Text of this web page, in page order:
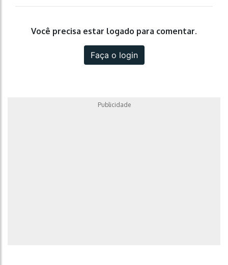
Você precisa estar logado para comentar.
Faça o login
Publicidade